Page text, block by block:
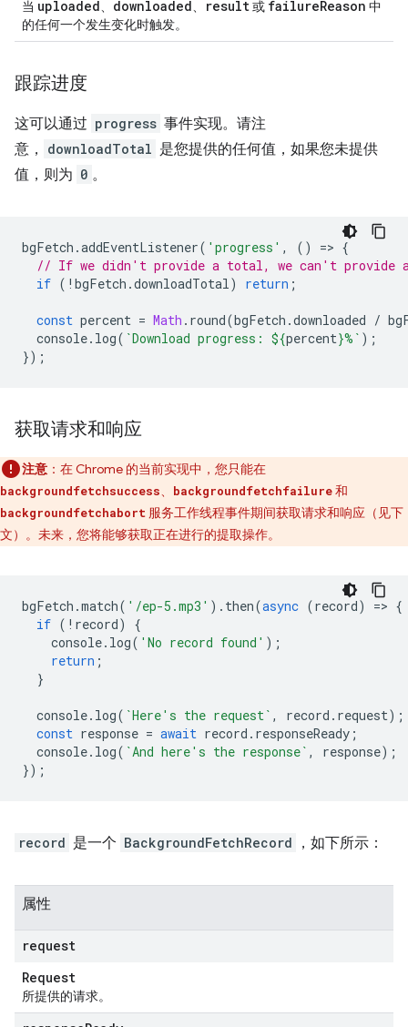
当 uploaded、 downloaded、 result或 failureReason 中
的任何一个发生变化时触发。
跟踪进度
这可以通过 progress 事件实现。请注
意，
downloadTotal 是您提供的任何值，如果您未提供
值，则为 0 。
bgFetch .addEventListener( 'progress' , () => {
// If we didn't provide a total, we can't provide
if ( ! bgFetch .downloadTotal) return ;
const percent = Math . round(bgFetch .downloaded /
console. log( `Download progress: ${percent}%` );
});
获取请求和响应
注意 ：在 Chrome 的当前实现中，您只能在
backgroundfetchsuccess、 backgroundfetchfailure和
backgroundfetchabort 服务工作线程事件期间获取请求和响应（见下
文）。未来，您将能够获取正在进行的提取操作。
bgFetch .match( '/ep-5.mp3' ). then(async (record) => {
if ( ! record)
{
console. log( 'No record found' );
return ;
}
console. log( `Here's the request` , record . request);
const response = await record . responseReady ;
console. log( `And here's the response` , response);
});
record 是一个 BackgroundFetchRecord ，如下所示：
属性
request
Request
所提供的请求。